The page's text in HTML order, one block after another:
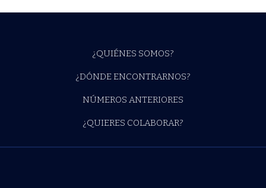
¿QUIÉNES SOMOS?
¿DÓNDE ENCONTRARNOS?
NÚMEROS ANTERIORES
¿QUIERES COLABORAR?